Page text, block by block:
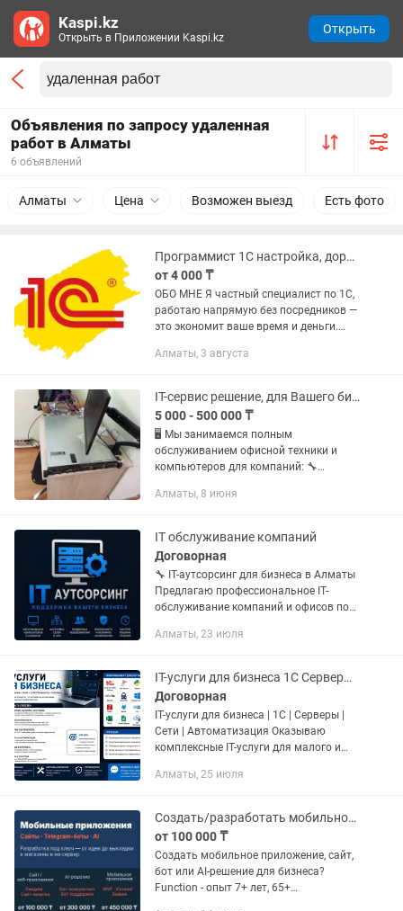
Объявления по запросу удаленная
работ в Алматы
6 объявлений
Алматы Цена Возможен выезд Есть фото
Программист 1С настройка, доработка, исправление ошибок
от 4 000 ₸
ОБО МНЕ Я частный специалист по 1С,
работаю напрямую без посредников —
это экономит ваше время и деньги.
предприятия на платформе 8.3:
настройка...
Алматы, 3 августа
IT-сервис решение, для Вашего бизнеса.
5 000 - 500 000 ₸
🖥️ Мы занимаемся полным
обслуживанием офисной техники и
компьютеров для компаний: 🔧
принтеры, МФУ, копиры, сканеры. 💻
диагностика,...
Алматы, 8 июня
IT обслуживание компаний
Договорная
🔧 IT-аутсорсинг для бизнеса в Алматы
Предлагаю профессиональное IT-
обслуживание компаний и офисов под
системное администрирование —
Алматы, 23 июля
IT-услуги для бизнеса 1С Серверы Сети Автоматизация
Договорная
IT-услуги для бизнеса | 1С | Серверы |
Сети | Автоматизация Оказываю
комплексные IT-услуги для малого и
1С: УТ, Бухгалтерия, ЗУП, Розница —
Алматы, 25 июля
Создать/разработать мобильное приложение, сайт, бот под ключ
от 100 000 ₸
Создать мобильное приложение, сайт,
бот или AI-решение для бизнеса?
Function - опыт 7+ лет, 65+
Kaspi.kz
Открыть в Приложении Kaspi.kz
Открыть